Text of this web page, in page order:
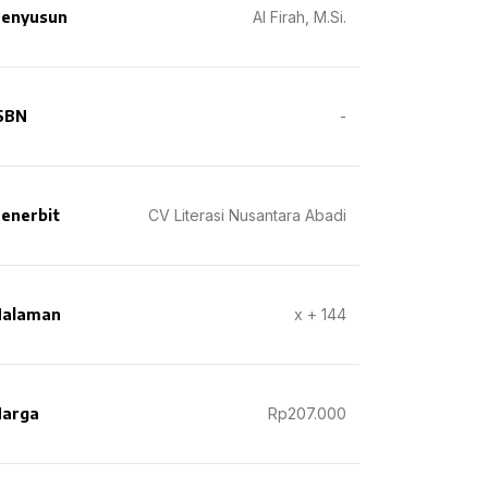
Al Firah, M.Si.
-
CV Literasi Nusantara Abadi
x + 144
Rp207.000